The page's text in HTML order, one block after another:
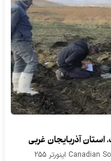
وضعیت: در حال اجرا پنل خورشیدی 660 وات Canadian Solar اینورتر 255